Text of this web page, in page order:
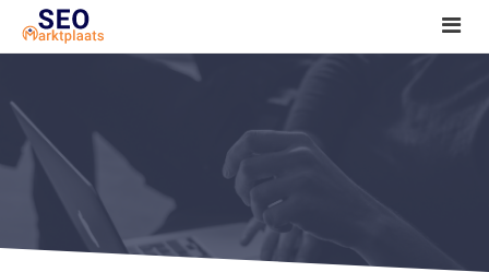
SEO tools reviews
Marketeer bij jou in de buurt?
Offerte
1. Seo voor beginners +
2. Onderzoeken +